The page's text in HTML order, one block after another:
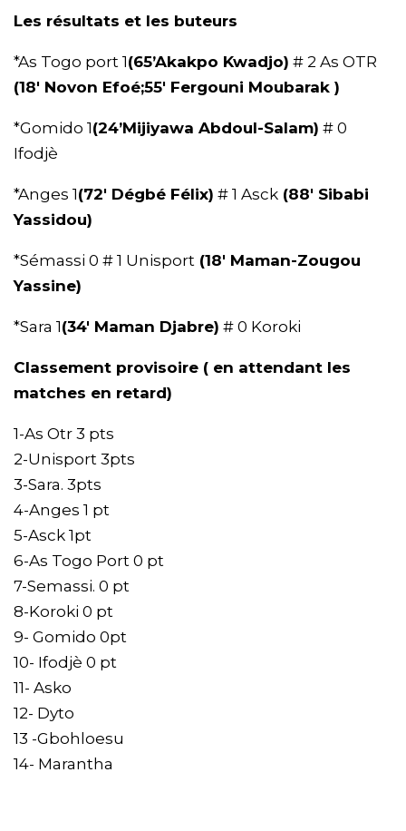
Les résultats et les buteurs
*As Togo port 1(65’Akakpo Kwadjo) # 2 As OTR
(18′ Novon Efoé;55′ Fergouni Moubarak )
*Gomido 1(24’Mijiyawa Abdoul-Salam) # 0
Ifodjè
*Anges 1(72′ Dégbé Félix) # 1 Asck (88′ Sibabi
Yassidou)
*Sémassi 0 # 1 Unisport (18′ Maman-Zougou
Yassine)
*Sara 1(34′ Maman Djabre) # 0 Koroki
Classement provisoire ( en attendant les
matches en retard)
1-As Otr 3 pts
2-Unisport 3pts
3-Sara. 3pts
4-Anges 1 pt
5-Asck 1pt
6-As Togo Port 0 pt
7-Semassi. 0 pt
8-Koroki 0 pt
9- Gomido 0pt
10- Ifodjè 0 pt
11- Asko
12- Dyto
13 -Gbohloesu
14- Marantha